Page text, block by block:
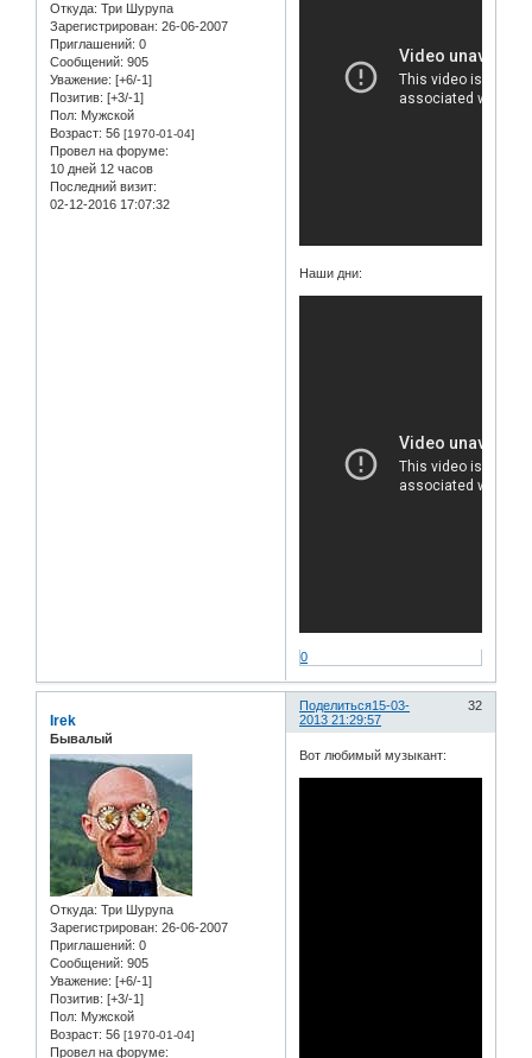
Откуда: Три Шурупа
Зарегистрирован: 26-06-2007
Приглашений: 0
Сообщений: 905
Уважение: [+6/-1]
Позитив: [+3/-1]
Пол: Мужской
Возраст: 56 [1970-01-04]
Провел на форуме:
10 дней 12 часов
Последний визит:
02-12-2016 17:07:32
Наши дни:
0
Поделиться 32
15-03-
2013 21:29:57
Irek
Бывалый
Откуда: Три Шурупа
Зарегистрирован: 26-06-2007
Приглашений: 0
Сообщений: 905
Уважение: [+6/-1]
Позитив: [+3/-1]
Пол: Мужской
Возраст: 56 [1970-01-04]
Провел на форуме:
Вот любимый музыкант: